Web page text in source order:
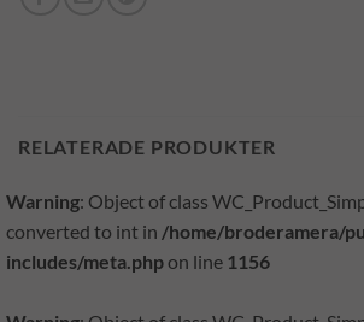
RELATERADE PRODUKTER
Warning: Object of class
converted to int in /home/broderamera/
includes/meta.phpon line 1156